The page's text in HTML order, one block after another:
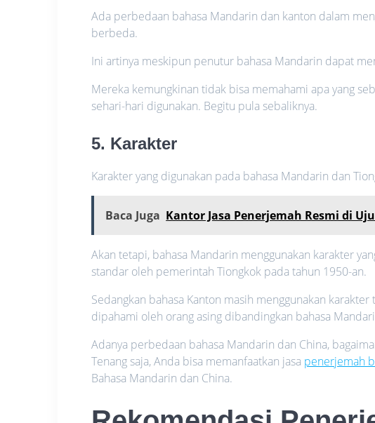
Ada perbedaan bahasa Mandarin dan kanton dalam
berbeda.
Ini artinya meskipun penutur bahasa Mandarin dapat
Mereka kemungkinan tidak bisa memahami apa yang
sehari-hari digunakan. Begitu pula sebaliknya.
5. Karakter
Karakter yang digunakan pada bahasa Mandarin dan
Baca Juga Kantor Jasa Penerjemah Resmi di
Akan tetapi, bahasa Mandarin menggunakan karakter
standar oleh pemerintah Tiongkok pada tahun 1950-an.
Sedangkan bahasa Kanton masih menggunakan
dipahami oleh orang asing dibandingkan bahasa
Adanya perbedaan bahasa Mandarin dan China,
Tenang saja, Anda bisa memanfaatkan jasa penerjemah
Bahasa Mandarin dan China.